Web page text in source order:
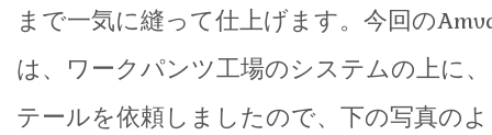
まで一気に縫って仕上げます。今回の
は、ワークパンツ工場のシステムの上に
テールを依頼しましたので、下の写真の